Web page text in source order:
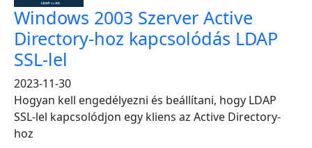
Windows 2003 Szerver Active
Directory-hoz kapcsolódás LDAP
SSL-lel
2023-11-30
Hogyan kell engedélyezni és beállítani, hogy LDAP
SSL-lel kapcsolódjon egy kliens az Active Directory-
hoz